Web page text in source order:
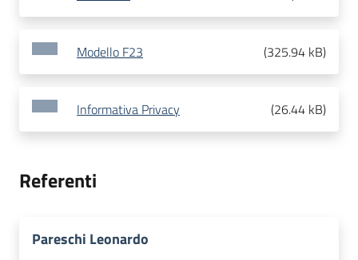
Modello F23 (325.94 kB)
Informativa Privacy (26.44 kB)
Referenti
Pareschi Leonardo